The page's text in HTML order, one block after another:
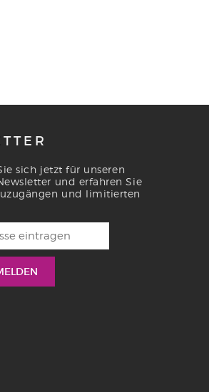
sich jetzt für unseren
und erfahren Sie
und limitierten